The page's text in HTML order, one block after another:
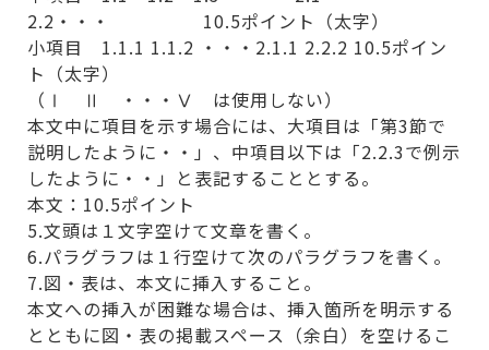
2.2・・・ 10.5ポイント（太字）
小項目 1.1.1 1.1.2 ・・・2.1.1 2.2.2 10.5ポイン
ト（太字）
（Ⅰ Ⅱ ・・・Ⅴ は使用しない）
本文中に項目を示す場合には、大項目は「第3節で
説明したように・・」、中項目以下は「2.2.3で例示
したように・・」と表記することとする。
本文：10.5ポイント
5.文頭は１文字空けて文章を書く。
6.パラグラフは１行空けて次のパラグラフを書く。
7.図・表は、本文に挿入すること。
本文への挿入が困難な場合は、挿入箇所を明示する
とともに図・表の掲載スペース（余白）を空けるこ